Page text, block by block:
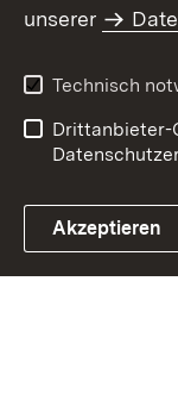
unserer
Technisch
Drittanbieter-
Akzeptieren